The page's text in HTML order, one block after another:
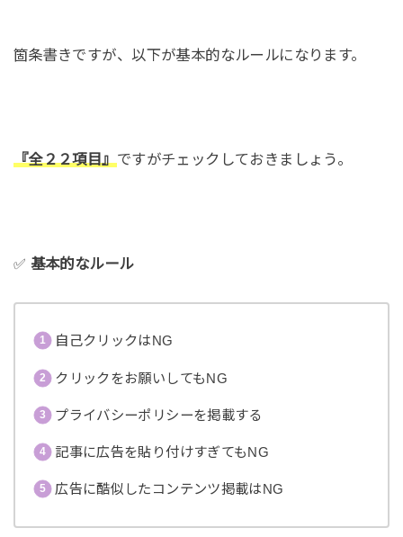
箇条書きですが、以下が基本的なルールになります。
『全２２項目』ですがチェックしておきましょう。
✅ 基本的なルール
自己クリックはNG
クリックをお願いしてもNG
プライバシーポリシーを掲載する
記事に広告を貼り付けすぎてもNG
広告に酷似したコンテンツ掲載はNG